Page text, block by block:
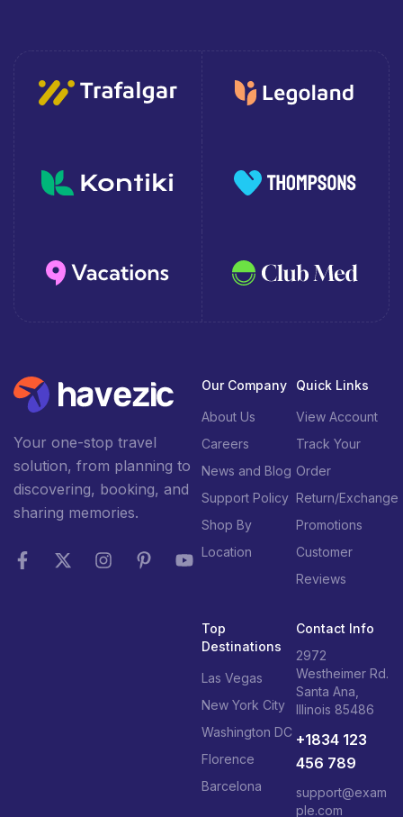
Your one-stop travel
solution, from planning to
discovering, booking, and
sharing memories.
Our Company
About Us
Careers
News and Blog
Support Policy
Shop By
Location
Quick Links
View Account
Track Your
Order
Return/Exchange
Promotions
Customer
Reviews
Top
Destinations
Las Vegas
New York City
Washington DC
Florence
Barcelona
Contact Info
2972
Westheimer Rd.
Santa Ana,
Illinois 85486
+1834 123
456 789
support@exam
ple.com